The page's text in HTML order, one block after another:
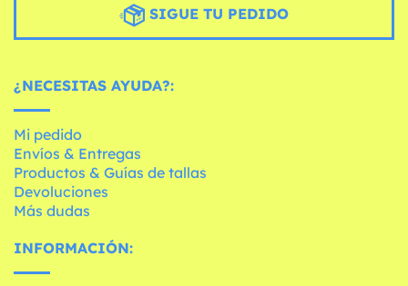
SIGUE TU PEDIDO
¿NECESITAS AYUDA?:
Mi pedido
Envíos & Entregas
Productos & Guías de tallas
Devoluciones
Más dudas
INFORMACIÓN: